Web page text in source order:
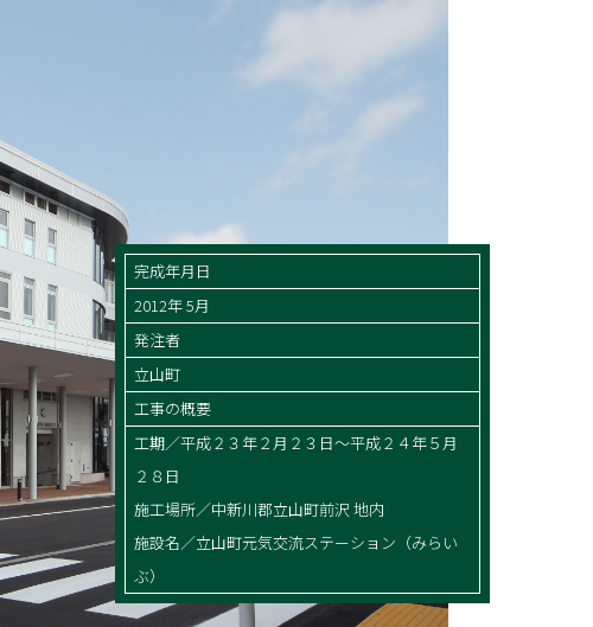
完成年月日
2012年 5月
発注者
立山町
工事の概要
工期／平成２３年２月２３日～平成２４年５月
２８日
施工場所／中新川郡立山町前沢 地内
施設名／立山町元気交流ステーション（みらい
ぶ）